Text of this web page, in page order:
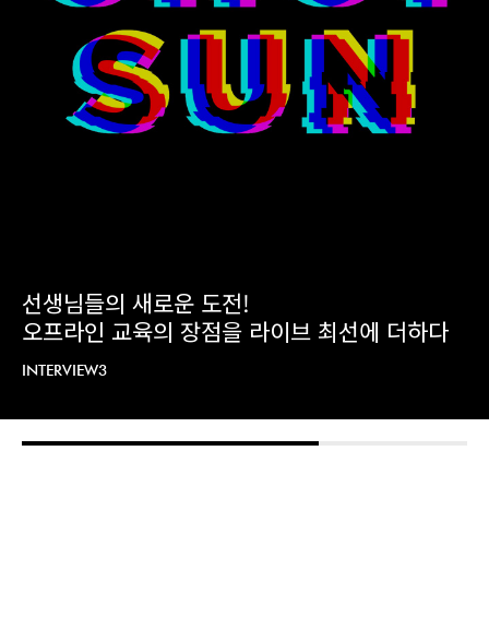
변함없는 진실한 노력파 수지캠퍼스 박은미 선
생님
INTERVIEW4